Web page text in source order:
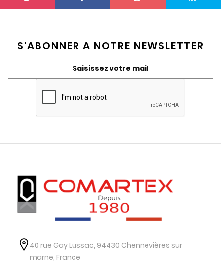
S'ABONNER A NOTRE NEWSLETTER
40 rue Gay Lussac, 94430 Chennevières sur
marne, France